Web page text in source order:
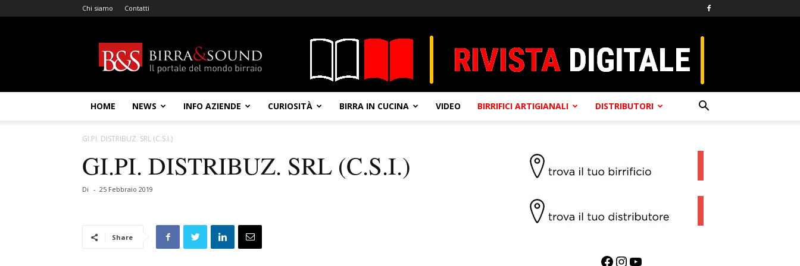
Chi siamo Contatti
&
Sound
HOME NEWS INFO AZIENDE CURIOSITÀ BIRRA IN CUCINA VIDEO BIRRIFICI ARTIGIANALI DISTRIBUTORI
GI.PI. DISTRIBUZ. SRL (C.S.I.)
GI.PI. DISTRIBUZ. SRL (C.S.I.)
Di - 25 Febbraio 2019
Share
Facebook InstagramYouTube